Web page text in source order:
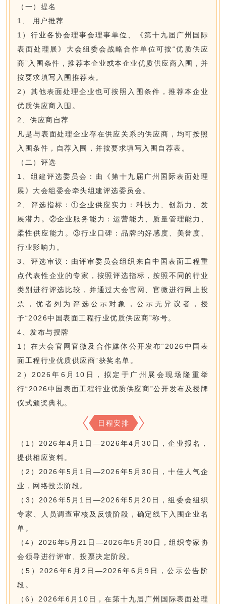
（一）提名
1、 用户推荐
1）行业各协会理事会理事单位、《第十九届广州国际
表面处理展》大会组委会战略合作单位可按“优质供应
商”入围条件，推荐本企业或本企业优质供应商入围，并
按要求填写入围推荐表。
2）其他表面处理企业也可按照入围条件，推荐本企业
优质供应商入围。
2、供应商自荐
凡是与表面处理企业存在供应关系的供应商，均可按照
入围条件，自荐入围，并按要求填写入围自荐表。
（二）评选
1、组建评选委员会：由《第十九届广州国际表面处理
展》大会组委会牵头组建评选委员会。
2、评选指标：①企业供应实力：科技力、创新力、发
展潜力。②企业服务能力：运营能力、质量管理能力、
柔性供应能力。③行业口碑：品牌的好感度、美誉度、
行业影响力。
3、评选审议：由评审委员会组织来自中国表面工程重
点代表性企业的专家，按照评选指标，按照不同的行业
类别进行评选比较，并通过大会官网、官微进行网上投
票，优者列为评选公示对象，公示无异议者，授
予“2026中国表面工程行业优质供应商”称号。
4、发布与授牌
1）在大会官网官微及合作媒体公开发布“2026中国表
面工程行业优质供应商”获奖名单。
2）2026年6月10日，拟定于广州展会现场隆重举
行“2026中国表面工程行业优质供应商”公开发布及授牌
仪式颁奖典礼。
日程安排
（1）2026年4月1日—2026年4月30日，企业报名，
提供相应资料。
（2）2026年5月1日—2026年5月30日，十佳人气企
业，网络投票阶段。
（3）2026年5月1日—2026年5月20日，组委会组织
专家、人员调查审核及反馈阶段，确定线下入围企业名
单。
（4）2026年5月21日—2026年5月30日，组织专家协
会领导进行评审、投票决定阶段。
（5）2026年6月2日—2026年6月9日，公示公告阶
段。
（6）2026年6月10日，在第十九届广州国际表面处理